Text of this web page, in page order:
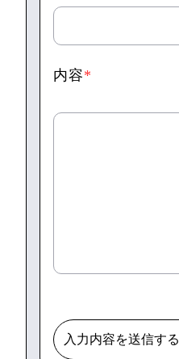
内容*
入力内容を送信する